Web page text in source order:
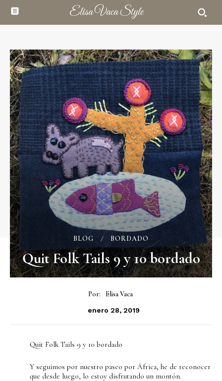
Elisa Vaca Style
BLOG BORDADO
Quit Folk Tails 9 y 10 bordado
Por: Elisa Vaca
enero 28, 2019
Quit Folk Tails 9 y 10 bordado
Y seguimos por nuestro paseo por África, he de reconocer
que desde luego, lo estoy disfrutando un montón.